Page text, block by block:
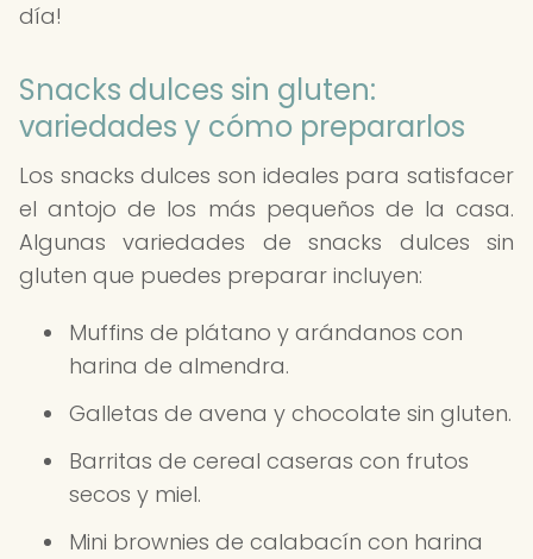
día!
Snacks dulces sin gluten:
variedades y cómo prepararlos
Los snacks dulces son ideales para satisfacer
el antojo de los más pequeños de la casa.
Algunas variedades de snacks dulces sin
gluten que puedes preparar incluyen:
Muffins de plátano y arándanos con
harina de almendra.
Galletas de avena y chocolate sin gluten.
Barritas de cereal caseras con frutos
secos y miel.
Mini brownies de calabacín con harina